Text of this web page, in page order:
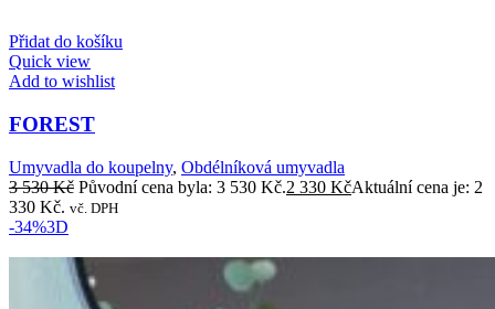
Přidat do košíku
Quick view
Add to wishlist
FOREST
Umyvadla do koupelny, Obdélníková umyvadla
3 530Kč Původní cena byla: 3 530 Kč.2 330 KčAktuální cena je: 2
330 Kč. vč. DPH
-34%3D